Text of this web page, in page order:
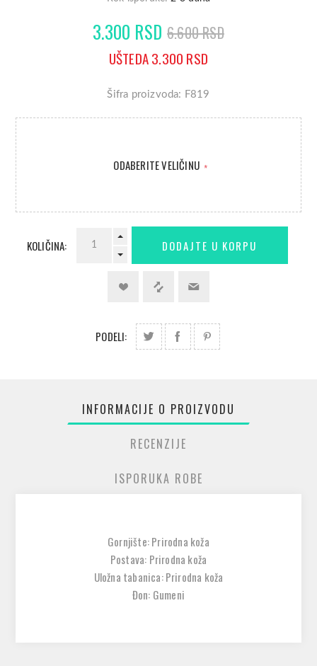
3.300 RSD 6.600 RSD
UŠTEDA 3.300 RSD
Šifra proizvoda: F819
ODABERITE VELIČINU *
KOLIČINA:
PODELI:
INFORMACIJE O PROIZVODU
RECENZIJE
ISPORUKA ROBE
Gornjište: Prirodna koža
Postava: Prirodna koža
Uložna tabanica: Prirodna koža
Đon: Gumeni